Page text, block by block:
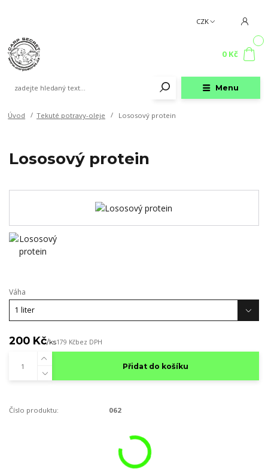
Menu
CZK
0 Kč
Úvod Tekuté potravy-oleje Lososový protein
Lososový protein
Váha
200 Kč/ks179 Kčbez DPH
Přidat do košíku
Číslo produktu: 062